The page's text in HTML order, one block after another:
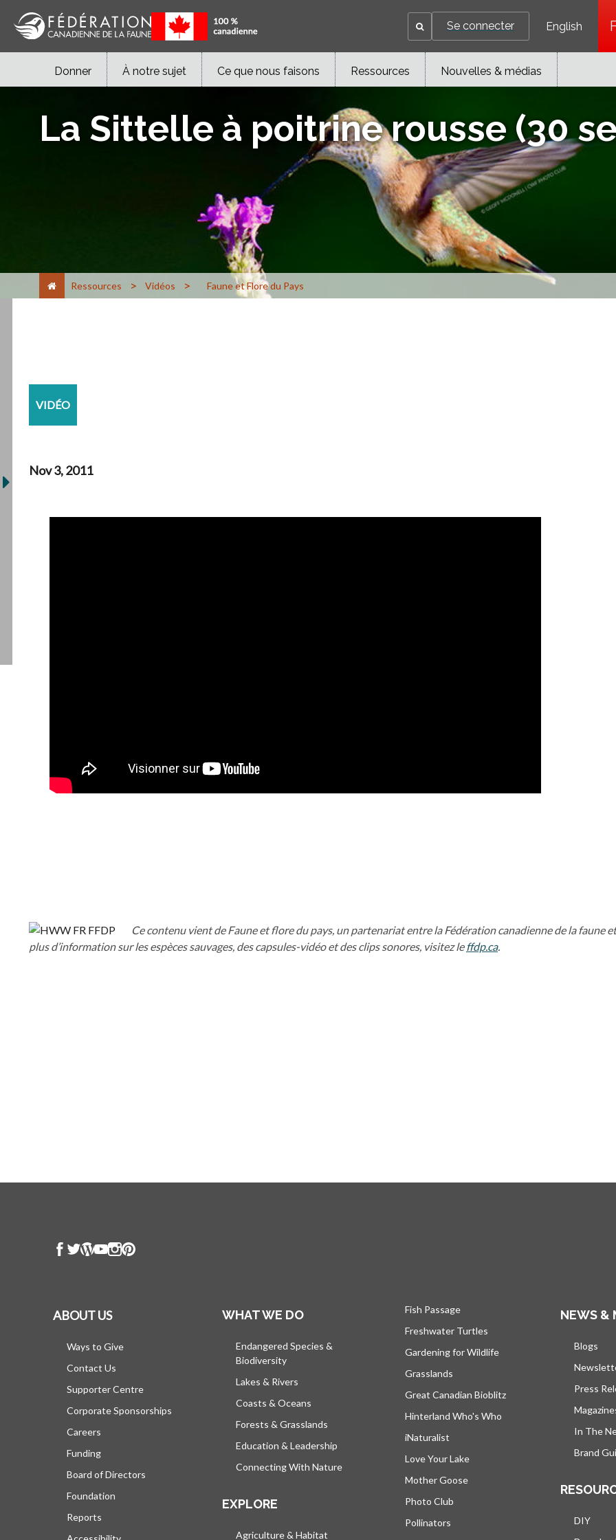
Se connecter English
Donner À notre sujet Ce que nous faisons Ressources Nouvelles & médias
La Sittelle à poitrine rousse (30
Ressources > Vidéos > Faune et Flore du Pays
VIDÉO
Nov 3, 2011
Ce contenu vient de Faune et flore du pays, un partenariat entre la Fédération canadienne de la
plus d’information sur les espèces sauvages, des capsules-vidéo et des clips sonores, visitez leffdp.cas’ouvre dans un nouvel
.
ABOUT US
Ways to Give
Contact Us
Supporter Centre
Corporate Sponsorships
Careers
Funding
Board of Directors
Foundation
Reports
WHAT WE DO
Endangered Species &
Biodiversity
Lakes & Rivers
Coasts & Oceans
Forests & Grasslands
Education & Leadership
Connecting With Nature
EXPLORE
Agriculture & Habitat
Fish Passage
Freshwater Turtles
Gardening for Wildlife
Grasslands
Great Canadian Bioblitz
Hinterland Who's Who
iNaturalist
Love Your Lake
Mother Goose
Photo Club
Pollinators
NEWS &
Blogs
Press
In The
Brand
DIY